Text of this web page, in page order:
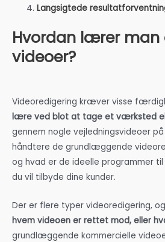
Langsigtede
Hvordan lærer man
videoer?
Videoredigering kræver visse
lære ved blot at tage et værksted
gennem nogle vejledningsvideoer på
håndtere de grundlæggende
og hvad er de ideelle programmer
du vil tilbyde dine kunder.
Der er flere typer videoredigering,
hvem videoen er rettet mod, eller
grundlæggende kommercielle